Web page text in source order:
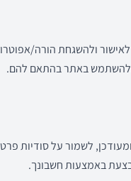
באתר בכפוף לאישור ולהשגחת
באתר בהתאם להם.
לשמור על סודיות
באמצעות חשבונך.